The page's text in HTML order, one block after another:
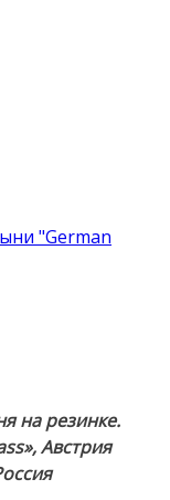
"German
на резинке.
Австрия